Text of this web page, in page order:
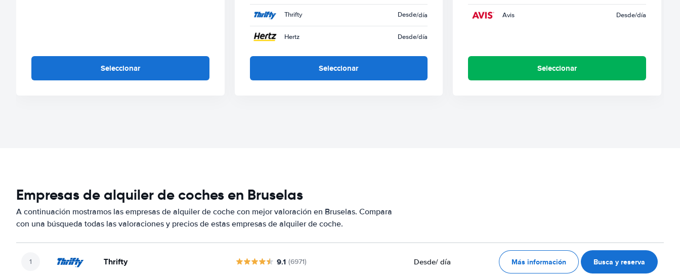
Seleccionar
Thrifty Desde/día
Hertz Desde/día
Seleccionar
Avis Desde/día
Seleccionar
Empresas de alquiler de coches en Bruselas
A continuación mostramos las empresas de alquiler de coche con mejor valoración en Bruselas. Compara
con una búsqueda todas las valoraciones y precios de estas empresas de alquiler de coche.
Thrifty 9.1 (6971) Desde/ día Más información Busca y reserva